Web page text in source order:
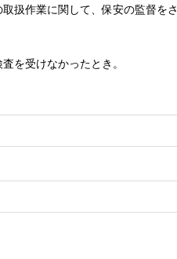
扱作業に関して、保安の監督をさ
を受けなかったとき。